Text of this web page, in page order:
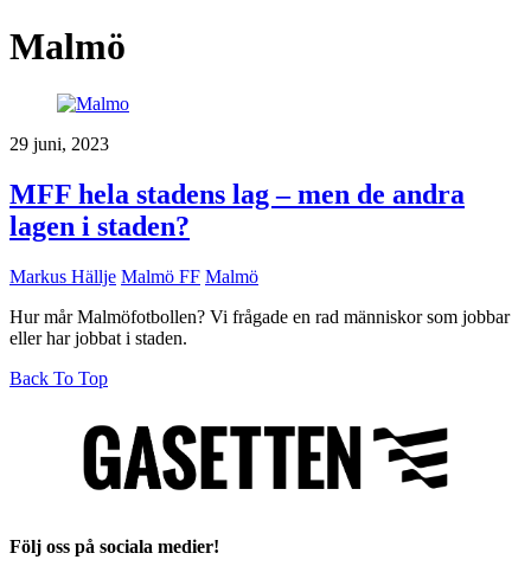
Malmö
29 juni, 2023
MFF hela stadens lag – men de andra
lagen i staden?
Markus Hällje Malmö FF Malmö
Hur mår Malmöfotbollen? Vi frågade en rad människor som jobbar
eller har jobbat i staden.
Back To Top
Följ oss på sociala medier!